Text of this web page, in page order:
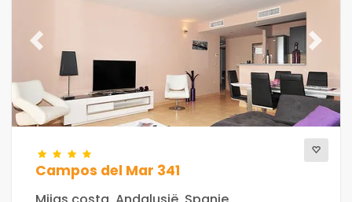
Previous Next
Campos del Mar 341